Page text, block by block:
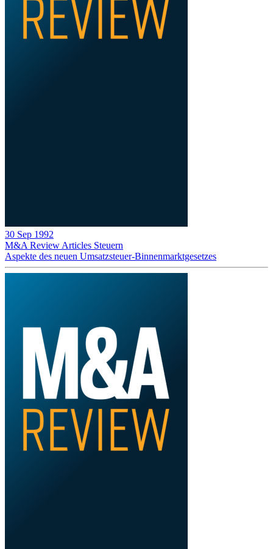
30 Sep 1992
M&A Review Articles Steuern
Aspekte des neuen Umsatzsteuer-Binnenmarktgesetzes